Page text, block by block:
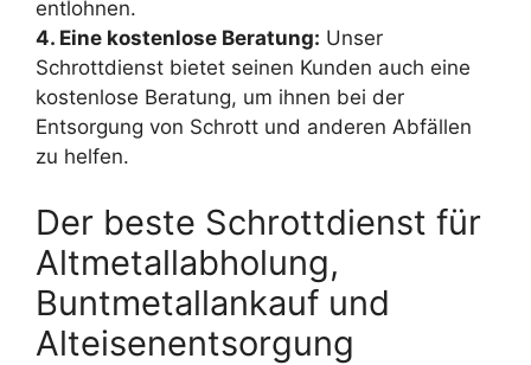
entlohnen.
4. Eine kostenlose Beratung: Unser
Schrottdienst bietet seinen Kunden auch eine
kostenlose Beratung, um ihnen bei der
Entsorgung von Schrott und anderen Abfällen
zu helfen.
Der beste Schrottdienst für
Altmetallabholung,
Buntmetallankauf und
Alteisenentsorgung